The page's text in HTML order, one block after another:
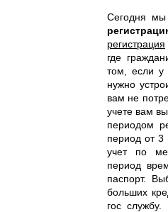
Сегодня
регистрация
где
том, если у
нужно
вам не
учете вам
периодом
период от 3
учет по
период
паспорт.
больших
гос